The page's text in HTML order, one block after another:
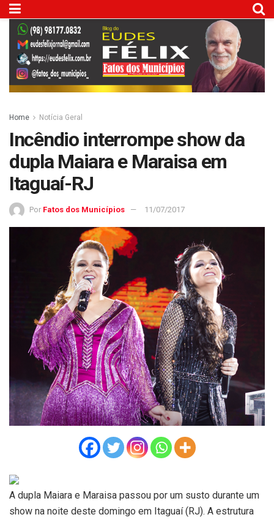
Home Notícia Geral
Incêndio interrompe show da
dupla Maiara e Maraisa em
Itaguaí-RJ
Por Fatos dos Municípios 11/07/2017
A dupla Maiara e Maraisa passou por um susto durante um
show na noite deste domingo em Itaguaí (RJ). A estrutura